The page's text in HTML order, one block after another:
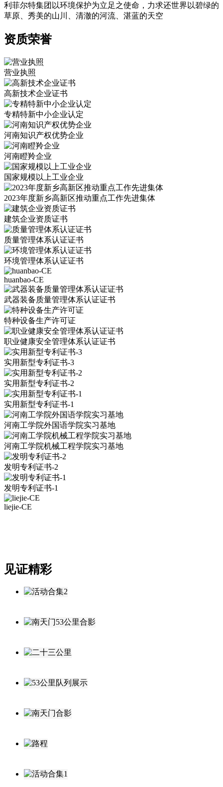
利菲尔特集团以环境保护为立足之使命，力求还世界以碧绿的
草原、秀美的山川、清澈的河流、湛蓝的天空
资质荣誉
营业执照
高新技术企业证书
专精特新中小企业认定
河南知识产权优势企业
河南瞪羚企业
国家规模以上工业企业
2023年度新乡高新区推动重点工作先进集体
建筑企业资质证书
质量管理体系认证证书
环境管理体系认证证书
huanbao-CE
武器装备质量管理体系认证证书
特种设备生产许可证
职业健康安全管理体系认证证书
实用新型专利证书-3
实用新型专利证书-2
实用新型专利证书-1
河南工学院外国语学院实习基地
河南工学院机械工程学院实习基地
发明专利证书-2
发明专利证书-1
liejie-CE
见证精彩